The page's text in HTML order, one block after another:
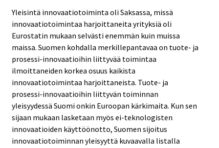
Yleisintä innovaatiotoiminta oli Saksassa, missä
innovaatiotoimintaa harjoittaneita yrityksiä oli
Eurostatin mukaan selvästi enemmän kuin muissa
maissa. Suomen kohdalla merkillepantavaa on tuote- ja
prosessi-innovaatioihin liittyvää toimintaa
ilmoittaneiden korkea osuus kaikista
innovaatiotoimintaa harjoittaneista. Tuote- ja
prosessi-innovaatioihin liittyvän toiminnan
yleisyydessä Suomi onkin Euroopan kärkimaita. Kun sen
sijaan mukaan lasketaan myös ei-teknologisten
innovaatioiden käyttöönotto, Suomen sijoitus
innovaatiotoiminnan yleisyyttä kuvaavalla listalla